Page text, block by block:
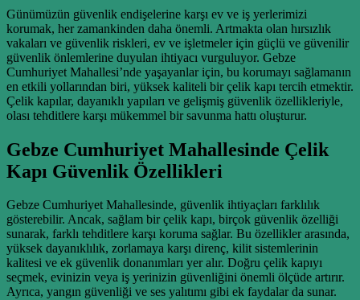
Günümüzün güvenlik endişelerine karşı ev ve iş yerlerimizi
korumak, her zamankinden daha önemli. Artmakta olan hırsızlık
vakaları ve güvenlik riskleri, ev ve işletmeler için güçlü ve güvenilir
güvenlik önlemlerine duyulan ihtiyacı vurguluyor. Gebze
Cumhuriyet Mahallesi’nde yaşayanlar için, bu korumayı sağlamanın
en etkili yollarından biri, yüksek kaliteli bir çelik kapı tercih etmektir.
Çelik kapılar, dayanıklı yapıları ve gelişmiş güvenlik özellikleriyle,
olası tehditlere karşı mükemmel bir savunma hattı oluşturur.
Gebze Cumhuriyet Mahallesinde Çelik
Kapı Güvenlik Özellikleri
Gebze Cumhuriyet Mahallesinde, güvenlik ihtiyaçları farklılık
gösterebilir. Ancak, sağlam bir çelik kapı, birçok güvenlik özelliği
sunarak, farklı tehditlere karşı koruma sağlar. Bu özellikler arasında,
yüksek dayanıklılık, zorlamaya karşı direnç, kilit sistemlerinin
kalitesi ve ek güvenlik donanımları yer alır. Doğru çelik kapıyı
seçmek, evinizin veya iş yerinizin güvenliğini önemli ölçüde artırır.
Ayrıca, yangın güvenliği ve ses yalıtımı gibi ek faydalar da sunar.